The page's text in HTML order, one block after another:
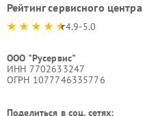
Рейтинг сервисного центра
4.9-5.0
ООО "Русервис"
ИНН 7702633247
ОГРН 1077746335776
Поделиться в соц. сетях: